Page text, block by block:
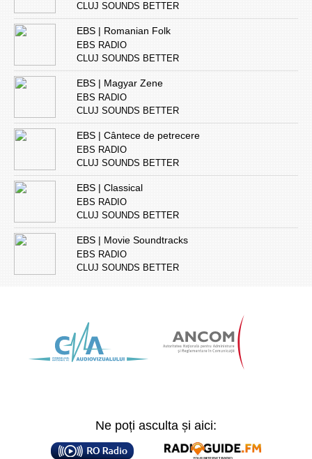
CLUJ SOUNDS BETTER
EBS | Romanian Folk
EBS RADIO
CLUJ SOUNDS BETTER
EBS | Magyar Zene
EBS RADIO
CLUJ SOUNDS BETTER
EBS | Cântece de petrecere
EBS RADIO
CLUJ SOUNDS BETTER
EBS | Classical
EBS RADIO
CLUJ SOUNDS BETTER
EBS | Movie Soundtracks
EBS RADIO
CLUJ SOUNDS BETTER
Ne poți asculta și aici: